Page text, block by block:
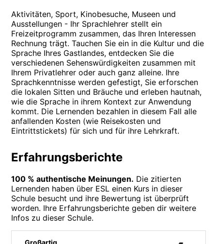
Aktivitäten, Sport, Kinobesuche, Museen und
Ausstellungen - Ihr Sprachlehrer stellt ein
Freizeitprogramm zusammen, das Ihren Interessen
Rechnung trägt. Tauchen Sie ein in die Kultur und die
Sprache Ihres Gastlandes, entdecken Sie die
verschiedenen Sehenswürdigkeiten zusammen mit
Ihrem Privatlehrer oder auch ganz alleine. Ihre
Sprachkenntnisse werden gefestigt, Sie erforschen
die lokalen Sitten und Bräuche und erleben hautnah,
wie die Sprache in ihrem Kontext zur Anwendung
kommt. Die Lernenden bezahlen in diesem Fall alle
anfallenden Kosten (wie Reisekosten und
Eintrittstickets) für sich und für ihre Lehrkraft.
Erfahrungsberichte
100 % authentische Meinungen. Die zitierten
Lernenden haben über ESL einen Kurs in dieser
Schule besucht und ihre Bewertung ist überprüft
worden. Ihre Erfahrungsberichte geben dir weitere
Infos zu dieser Schule.
Großartig